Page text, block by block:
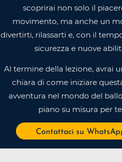
scoprirai non solo il
movimento, ma anche un
divertirti, rilassarti e, con il
sicurezza e nuove
Al termine della lezione, avrai
chiara di come iniziare
avventura nel mondo del
piano su misura per
Contattaci su